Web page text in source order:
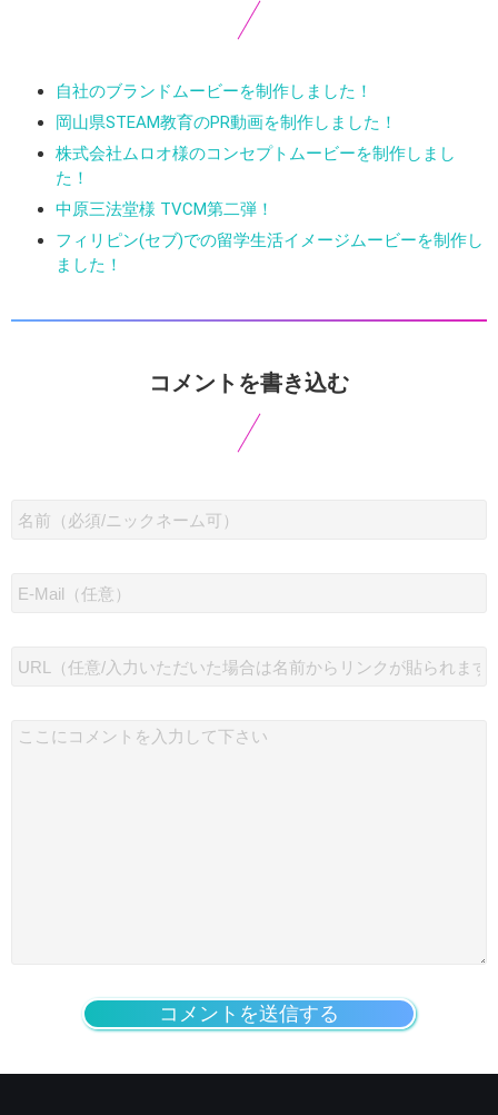
自社のブランドムービーを制作しました！
岡山県STEAM教育のPR動画を制作しました！
株式会社ムロオ様のコンセプトムービーを制作しまし
た！
中原三法堂様 TVCM第二弾！
フィリピン(セブ)での留学生活イメージムービーを制作し
ました！
コメントを書き込む